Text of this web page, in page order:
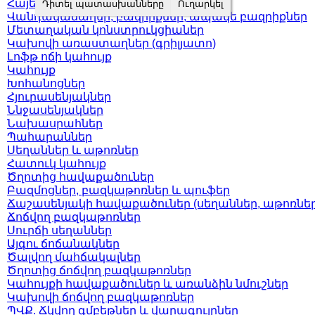
Հայելիներ
Վանդակաճաղեր, բազրիքներ, ապակե բազրիքներ
Մետաղական կոնստրուկցիաներ
Կախովի առաստաղներ (գրիլյատո)
Լոֆթ ոճի կահույք
Կահույք
Խոհանոցներ
Հյուրասենյակներ
Ննջասենյակներ
Նախասրահներ
Պահարաններ
Սեղաններ և աթոռներ
Հատուկ կահույք
Ծղոտից հավաքածուներ
Բազմոցներ, բազկաթոռներ և պուֆեր
Ճաշասենյակի հավաքածուներ (սեղաններ,
Ճոճվող բազկաթոռներ
Սուրճի սեղաններ
Այգու ճոճանակներ
Ծալվող մահճակալներ
Ծղոտից ճոճվող բազկաթոռներ
Կահույքի հավաքածուներ և առանձին նմուշներ
Կախովի ճոճվող բազկաթոռներ
ՊՎՔ. Ճկվող գմբեթներ և վարագույրներ